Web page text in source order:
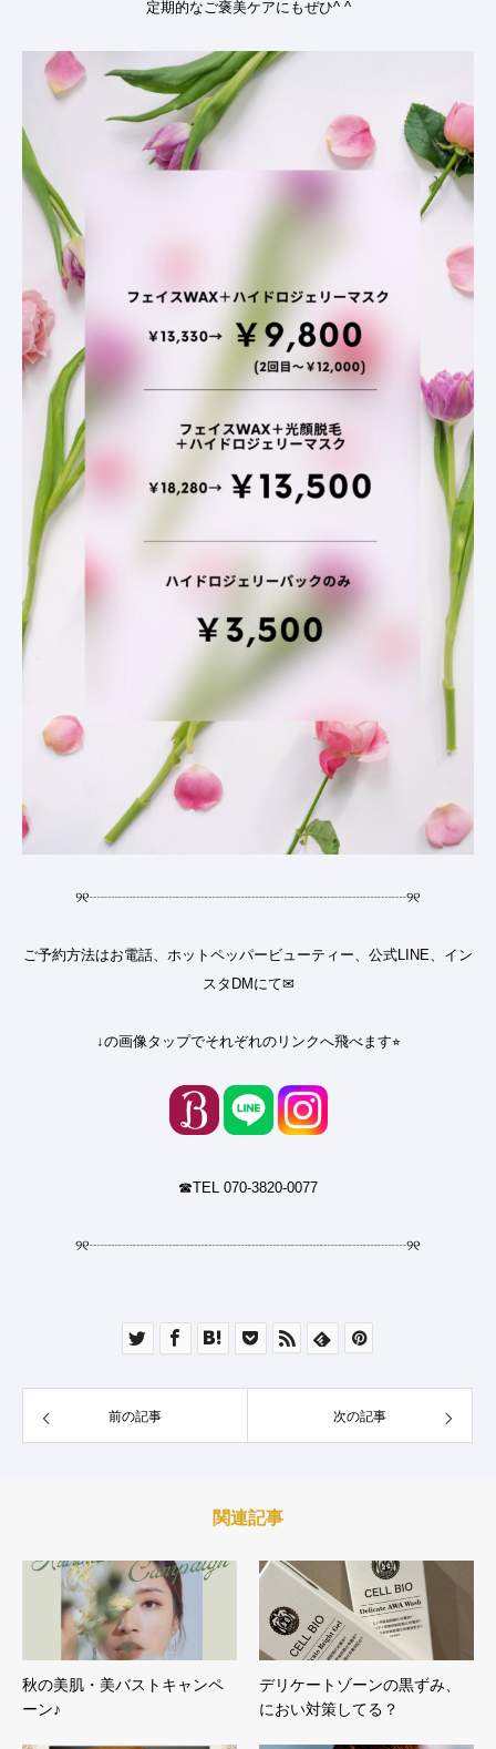
定期的なご褒美ケアにもぜひ^ ^
୨୧┈┈┈┈┈┈┈┈┈┈┈┈┈┈┈┈┈┈┈┈┈┈୨୧
ご予約方法はお電話、ホットペッパービューティー、公式LINE、イン
スタDMにて✉︎
↓の画像タップでそれぞれのリンクへ飛べます⭐︎
☎︎TEL 070-3820-0077
୨୧┈┈┈┈┈┈┈┈┈┈┈┈┈┈┈┈┈┈┈┈┈┈୨୧
前の記事 次の記事
関連記事
秋の美肌・美バストキャンペ
ーン♪
デリケートゾーンの黒ずみ、
におい対策してる？